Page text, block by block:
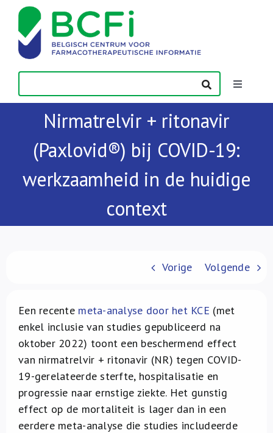
content
Toggle
Nieuws
Publicaties
FR
Nirmatrelvir + ritonavir
(Paxlovid®) bij COVID-19:
werkzaamheid in de huidige
context
Vorige Volgende
Een recente meta-analyse door het KCE (met
enkel inclusie van studies gepubliceerd na
oktober 2022) toont een beschermend effect
van nirmatrelvir + ritonavir (NR) tegen COVID-
19-gerelateerde sterfte, hospitalisatie en
progressie naar ernstige ziekte. Het gunstig
effect op de mortaliteit is lager dan in een
eerdere meta-analyse die studies includeerde